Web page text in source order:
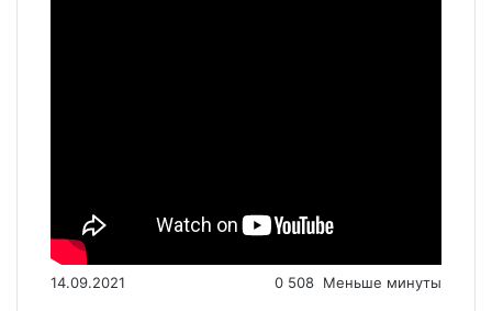
14.09.2021 0 508 Меньше минуты